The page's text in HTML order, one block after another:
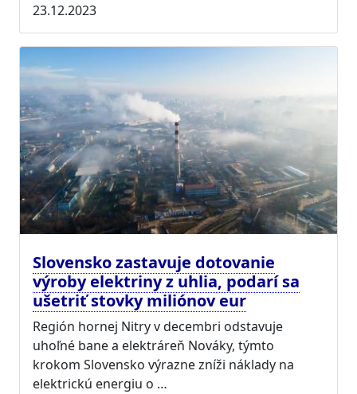
23.12.2023
Slovensko zastavuje dotovanie
výroby elektriny z uhlia, podarí sa
ušetriť stovky miliónov eur
Región hornej Nitry v decembri odstavuje
uhoľné bane a elektráreň Nováky, týmto
krokom Slovensko výrazne zníži náklady na
elektrickú energiu o …